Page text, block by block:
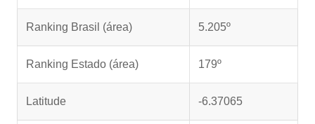
Ranking Brasil (área) 5.205º
Ranking Estado (área) 179º
Latitude -6.37065